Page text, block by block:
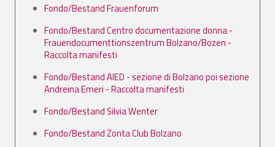
Fondo/Bestand Frauenforum
Fondo/Bestand Centro documentazione donna -
Frauendocumenttionszentrum Bolzano/Bozen -
Raccolta manifesti
Fondo/Bestand AIED - sezione di Bolzano poi sezione
Andreina Emeri - Raccolta manifesti
Fondo/Bestand Silvia Wenter
Fondo/Bestand Zonta Club Bolzano